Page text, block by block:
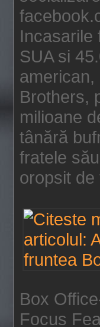
Incasarile
SUA si
Brothers,
milioane
tânără
fratele
oropsit de
Box
Focus